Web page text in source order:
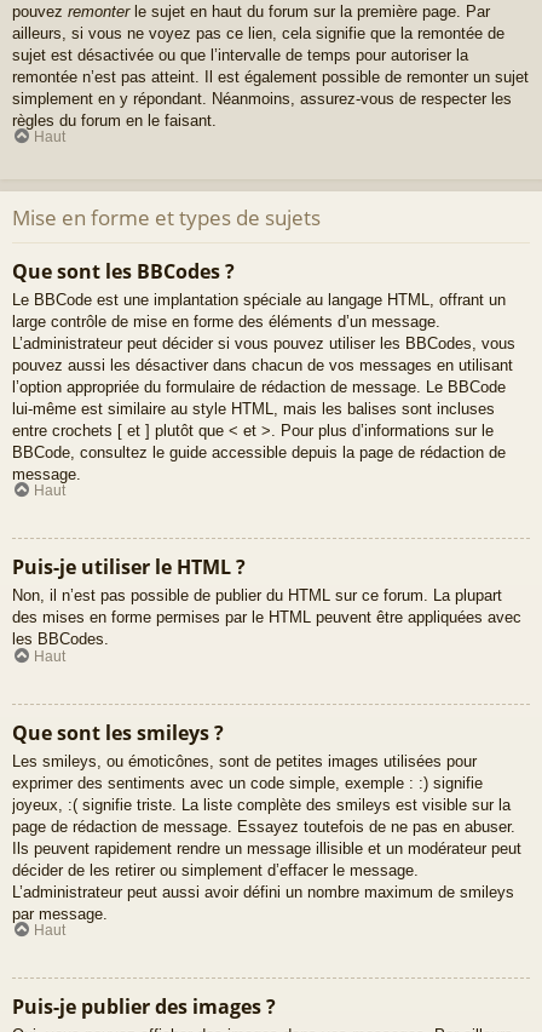
pouvez remonterle sujet en haut du forum sur la première page. Par
ailleurs, si vous ne voyez pas ce lien, cela signifie que la remontée de
sujet est désactivée ou que l’intervalle de temps pour autoriser la
remontée n’est pas atteint. Il est également possible de remonter un sujet
simplement en y répondant. Néanmoins, assurez-vous de respecter les
règles du forum en le faisant.
Haut
Mise en forme et types de sujets
Que sont les BBCodes ?
Le BBCode est une implantation spéciale au langage HTML, offrant un
large contrôle de mise en forme des éléments d’un message.
L’administrateur peut décider si vous pouvez utiliser les BBCodes, vous
pouvez aussi les désactiver dans chacun de vos messages en utilisant
l’option appropriée du formulaire de rédaction de message. Le BBCode
lui-même est similaire au style HTML, mais les balises sont incluses
entre crochets [ et ] plutôt que < et >. Pour plus d’informations sur le
BBCode, consultez le guide accessible depuis la page de rédaction de
message.
Haut
Puis-je utiliser le HTML ?
Non, il n’est pas possible de publier du HTML sur ce forum. La plupart
des mises en forme permises par le HTML peuvent être appliquées avec
les BBCodes.
Haut
Que sont les smileys ?
Les smileys, ou émoticônes, sont de petites images utilisées pour
exprimer des sentiments avec un code simple, exemple : :) signifie
joyeux, :( signifie triste. La liste complète des smileys est visible sur la
page de rédaction de message. Essayez toutefois de ne pas en abuser.
Ils peuvent rapidement rendre un message illisible et un modérateur peut
décider de les retirer ou simplement d’effacer le message.
L’administrateur peut aussi avoir défini un nombre maximum de smileys
par message.
Haut
Puis-je publier des images ?